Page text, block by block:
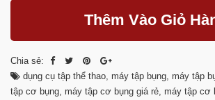
Thêm Vào Giỏ
Chia sẻ:
dụng cụ tập thể thao máy tập bụng máy tập
tập cơ bụng máy tập cơ bụng giá rẻ máy tập cơ